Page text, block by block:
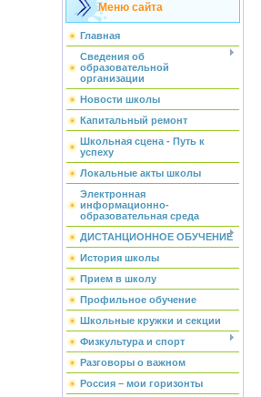
Меню сайта
Главная
Сведения об
образовательной
организации
Новости школы
Капитальный ремонт
Школьная сцена - Путь к
успеху
Локальные акты школы
Электронная
информационно-
образовательная среда
ДИСТАНЦИОННОЕ ОБУЧЕНИЕ
История школы
Прием в школу
Профильное обучение
Школьные кружки и секции
Физкультура и спорт
Разговоры о важном
Россия – мои горизонты